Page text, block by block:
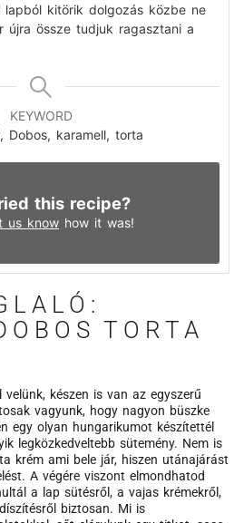
lapból kitörik dolgozás közbe ne
újra össze tudjuk ragasztani a
KEYWORD
Dobos, karamell, torta
this recipe?
us know how it was!
TORTA
készen is van az egyszerű
vagyunk, hogy nagyon büszke
egy olyan hungarikumot készítettél
legközkedveltebb sütemény. Nem is
krém ami bele jár, hiszen utánajárást
A végére viszont elmondhatod
a lap sütésről, a vajas krémekről,
biztosan. Mi is